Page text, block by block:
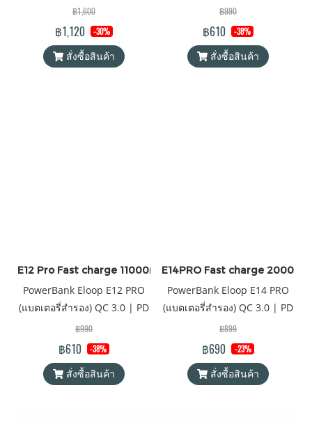
25000mAh QC 3.0 | PD 30W
ของแท้ 100% ได้รับมาตรฐาน
มอก. รองรับเทคโนโลยีชาร์จ
เร็ว Fast charge QC 3.0 | PD
฿1,600
฿1,120 -30%
สั่งซื้อสินค้า
20W ความจุ 11000mAh
Battery Pack PowerBank (พา
วเวอร์แบงค์) Orsen by Eloop
ของแท้ 100% ได้รับมาตรฐาน
ออกแบบที่สวยหรู ความจุ
แบตเตอรี่ที่กำลังพอดี พกพาง่าน
ถือพอดีมือ สำหรับ E12 PRO จะ
เร็วขึ้นเป็นระบบ Fast Charge
PD 20W Q.C 3.0 2) เปลี่ยนจาก
฿990
฿610 -38%
สั่งซื้อสินค้า
E12 Pro Fast charge 11000mAh สีดำ
PowerBank Eloop E12 PRO
(แบตเตอรี่สำรอง) QC 3.0 | PD
20W ความจุ 11000mAh
Battery Pack PowerBank (พา
วเวอร์แบงค์) Orsen by Eloop
ของแท้ 100% ได้รับมาตรฐาน
฿990
฿610 -38%
สั่งซื้อสินค้า
E14PRO Fast charge
PowerBank Eloop E14 PRO
(แบตเตอรี่สำรอง) QC 3.0 | PD
20W ความจุ 20000mAh
Battery Pack PowerBank (พา
วเวอร์แบงค์) Orsen by Eloop
ของแท้ 100% ได้รับมาตรฐาน
฿899
฿690 -23%
สั่งซื้อสินค้า